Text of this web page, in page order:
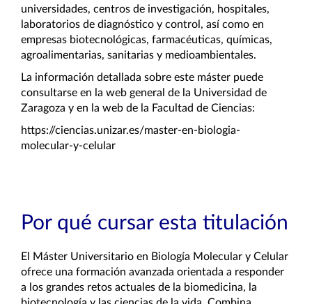
universidades, centros de investigación, hospitales,
laboratorios de diagnóstico y control, así como en
empresas biotecnológicas, farmacéuticas, químicas,
agroalimentarias, sanitarias y medioambientales.
La información detallada sobre este máster puede
consultarse en la web general de la Universidad de
Zaragoza y en la web de la Facultad de Ciencias:
https://ciencias.unizar.es/master-en-biologia-
molecular-y-celular
Por qué cursar esta titulación
El Máster Universitario en Biología Molecular y Celular
ofrece una formación avanzada orientada a responder
a los grandes retos actuales de la biomedicina, la